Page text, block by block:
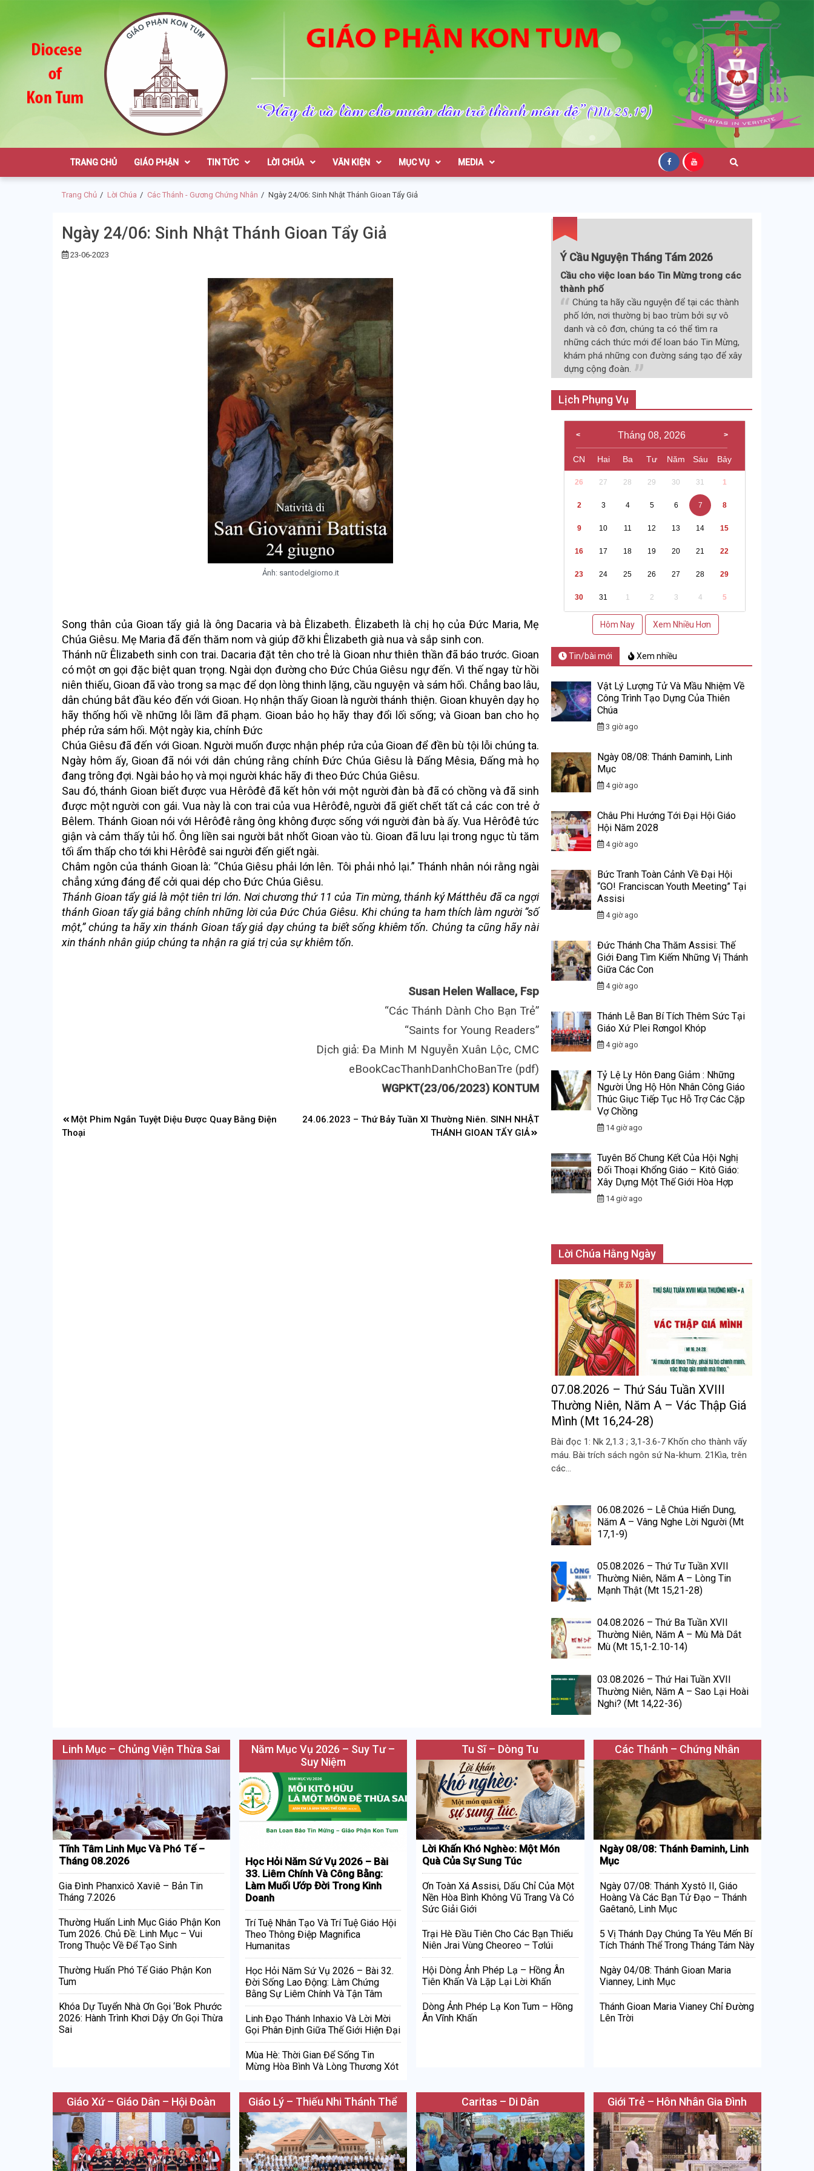
Giáo Phận Kon Tum
TRANG CHỦ GIÁO PHẬN TIN TỨC LỜI CHÚA VĂN KIỆN MỤC VỤ MEDIA
Trang Chủ Lời Chúa Các Thánh - Gương Chứng Nhân Ngày 24/06: Sinh Nhật Thánh Gioan Tẩy Giả
Ngày 24/06: Sinh Nhật Thánh Gioan Tẩy Giả
23-06-2023
Ảnh: santodelgiorno.it
Song thân của Gioan tẩy giả là ông Dacaria và bà Êlizabeth. Êlizabeth là chị họ của Đức Maria, Mẹ
Chúa Giêsu. Mẹ Maria đã đến thăm nom và giúp đỡ khi Êlizabeth già nua và sắp sinh con.
Thánh nữ Êlizabeth sinh con trai. Dacaria đặt tên cho trẻ là Gioan như thiên thần đã báo trước. Gioan
có một ơn gọi đặc biệt quan trọng. Ngài dọn đường cho Đức Chúa Giêsu ngự đến. Vì thế ngay từ hồi
niên thiếu, Gioan đã vào trong sa mạc để dọn lòng thinh lặng, cầu nguyện và sám hối. Chẳng bao lâu,
dân chúng bắt đầu kéo đến với Gioan. Họ nhận thấy Gioan là người thánh thiện. Gioan khuyên dạy họ
hãy thống hối về những lỗi lầm đã phạm. Gioan bảo họ hãy thay đổi lối sống; và Gioan ban cho họ
phép rửa sám hối. Một ngày kia, chính Đức
Chúa Giêsu đã đến với Gioan. Người muốn được nhận phép rửa của Gioan để đền bù tội lỗi chúng ta.
Ngày hôm ấy, Gioan đã nói với dân chúng rằng chính Đức Chúa Giêsu là Đấng Mêsia, Đấng mà họ
đang trông đợi. Ngài bảo họ và mọi người khác hãy đi theo Đức Chúa Giêsu.
Sau đó, thánh Gioan biết được vua Hêrôđê đã kết hôn với một người đàn bà đã có chồng và đã sinh
được một người con gái. Vua này là con trai của vua Hêrôđê, người đã giết chết tất cả các con trẻ ở
Bêlem. Thánh Gioan nói với Hêrôđê rằng ông không được sống với người đàn bà ấy. Vua Hêrôđê tức
giận và cảm thấy tủi hổ. Ông liền sai người bắt nhốt Gioan vào tù. Gioan đã lưu lại trong ngục tù tăm
tối ẩm thấp cho tới khi Hêrôđê sai người đến giết ngài.
Châm ngôn của thánh Gioan là: “Chúa Giêsu phải lớn lên. Tôi phải nhỏ lại.” Thánh nhân nói rằng ngài
chẳng xứng đáng để cởi quai dép cho Đức Chúa Giêsu.
Thánh Gioan tẩy giả là một tiên tri lớn. Nơi chương thứ 11 của Tin mừng, thánh ký Mátthêu đã ca ngợi
thánh Gioan tẩy giả bằng chính những lời của Đức Chúa Giêsu. Khi chúng ta ham thích làm người “số
một,” chúng ta hãy xin thánh Gioan tẩy giả dạy chúng ta biết sống khiêm tốn. Chúng ta cũng hãy nài
xin thánh nhân giúp chúng ta nhận ra giá trị của sự khiêm tốn.
Susan Helen Wallace, Fsp
“Các Thánh Dành Cho Bạn Trẻ”
“Saints for Young Readers”
Dịch giả: Đa Minh M Nguyễn Xuân Lộc, CMC
eBookCacThanhDanhChoBanTre (pdf)
WGPKT(23/06/2023) KONTUM
Điều
hướng
Một Phim Ngắn Tuyệt Diệu Được Quay Bằng Điện
Thoại
24.06.2023 – Thứ Bảy Tuần XI Thường Niên. SINH NHẬT
THÁNH GIOAN TẨY GIẢ
Ý Cầu Nguyện Tháng Tám 2026
Cầu cho việc loan báo Tin Mừng trong các
thành phố
Chúng ta hãy cầu nguyện để tại các thành
phố lớn, nơi thường bị bao trùm bởi sự vô
danh và cô đơn, chúng ta có thể tìm ra
những cách thức mới để loan báo Tin Mừng,
khám phá những con đường sáng tạo để xây
dựng cộng đoàn.
Lịch Phụng Vụ
Tháng 08, 2026
CN Hai Ba Tư Năm Sáu Bảy
26 27 28 29 30 31 1
2 3 4 5 6 7 8
9 10 11 12 13 14 15
16 17 18 19 20 21 22
23 24 25 26 27 28 29
30 31 1 2 3 4 5
Hôm Nay Xem Nhiều Hơn
Tin/bài mới Xem nhiều
Vật Lý Lượng Tử Và Mầu Nhiệm Về
Công Trình Tạo Dựng Của Thiên
Chúa
3 giờ ago
Ngày 08/08: Thánh Đaminh, Linh
Mục
4 giờ ago
Châu Phi Hướng Tới Đại Hội Giáo
Hội Năm 2028
4 giờ ago
Bức Tranh Toàn Cảnh Về Đại Hội
“GO! Franciscan Youth Meeting” Tại
Assisi
4 giờ ago
Đức Thánh Cha Thăm Assisi: Thế
Giới Đang Tìm Kiếm Những Vị Thánh
Giữa Các Con
4 giờ ago
Thánh Lễ Ban Bí Tích Thêm Sức Tại
Giáo Xứ Plei Rơngol Khóp
4 giờ ago
Tỷ Lệ Ly Hôn Đang Giảm : Những
Người Ủng Hộ Hôn Nhân Công Giáo
Thúc Giục Tiếp Tục Hỗ Trợ Các Cặp
Vợ Chồng
14 giờ ago
Tuyên Bố Chung Kết Của Hội Nghị
Đối Thoại Khổng Giáo – Kitô Giáo:
Xây Dựng Một Thế Giới Hòa Hợp
14 giờ ago
Lời Chúa Hằng Ngày
07.08.2026 – Thứ Sáu Tuần XVIII
Thường Niên, Năm A – Vác Thập Giá
Mình (Mt 16,24-28)
Bài đọc 1: Nk 2,1.3 ; 3,1-3.6-7 Khốn cho thành vấy
máu. Bài trích sách ngôn sứ Na-khum. 21Kìa, trên
các...
06.08.2026 – Lễ Chúa Hiển Dung,
Năm A – Vâng Nghe Lời Người (Mt
17,1-9)
05.08.2026 – Thứ Tư Tuần XVII
Thường Niên, Năm A – Lòng Tin
Mạnh Thật (Mt 15,21-28)
04.08.2026 – Thứ Ba Tuần XVII
Thường Niên, Năm A – Mù Mà Dắt
Mù (Mt 15,1-2.10-14)
03.08.2026 – Thứ Hai Tuần XVII
Thường Niên, Năm A – Sao Lại Hoài
Nghi? (Mt 14,22-36)
Linh Mục – Chủng Viện Thừa Sai
Tĩnh Tâm Linh Mục Và Phó Tế –
Tháng 08.2026
Gia Đình Phanxicô Xaviê – Bản Tin
Tháng 7.2026
Thường Huấn Linh Mục Giáo Phận Kon
Tum 2026. Chủ Đề: Linh Mục – Vui
Trong Thuộc Về Để Tạo Sinh
Thường Huấn Phó Tế Giáo Phận Kon
Tum
Khóa Dự Tuyển Nhà Ơn Gọi ‘Bok Phước
2026: Hành Trình Khơi Dậy Ơn Gọi Thừa
Sai
Năm Mục Vụ 2026 – Suy Tư –
Suy Niệm
Học Hỏi Năm Sứ Vụ 2026 – Bài
33. Liêm Chính Và Công Bằng:
Làm Muối Ướp Đời Trong Kinh
Doanh
Trí Tuệ Nhân Tạo Và Trí Tuệ Giáo Hội
Theo Thông Điệp Magnifica
Humanitas
Học Hỏi Năm Sứ Vụ 2026 – Bài 32.
Đời Sống Lao Động: Làm Chứng
Bằng Sự Liêm Chính Và Tận Tâm
Linh Đạo Thánh Inhaxio Và Lời Mời
Gọi Phân Định Giữa Thế Giới Hiện Đại
Mùa Hè: Thời Gian Để Sống Tin
Mừng Hòa Bình Và Lòng Thương Xót
Tu Sĩ – Dòng Tu
Lời Khấn Khó Nghèo: Một Món
Quà Của Sự Sung Túc
Ơn Toàn Xá Assisi, Dấu Chỉ Của Một
Nền Hòa Bình Không Vũ Trang Và Có
Sức Giải Giới
Trại Hè Đầu Tiên Cho Các Bạn Thiếu
Niên Jrai Vùng Cheoreo – Tơlúi
Hội Dòng Ảnh Phép Lạ – Hồng Ân
Tiên Khấn Và Lặp Lại Lời Khấn
Dòng Ảnh Phép Lạ Kon Tum – Hồng
Ân Vĩnh Khấn
Các Thánh – Chứng Nhân
Ngày 08/08: Thánh Đaminh, Linh
Mục
Ngày 07/08: Thánh Xystô II, Giáo
Hoàng Và Các Bạn Tử Đạo – Thánh
Gaêtanô, Linh Mục
5 Vị Thánh Dạy Chúng Ta Yêu Mến Bí
Tích Thánh Thể Trong Tháng Tám Này
Ngày 04/08: Thánh Gioan Maria
Vianney, Linh Mục
Thánh Gioan Maria Vianey Chỉ Đường
Lên Trời
Giáo Xứ – Giáo Dân – Hội Đoàn Giáo Lý – Thiếu Nhi Thánh Thể Caritas – Di Dân Giới Trẻ – Hôn Nhân Gia Đình